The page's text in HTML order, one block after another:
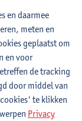
Kris Annaert
en daarmee
meten en
geplaatst om
en voor
de tracking
door middel van
te klikken
Privacy